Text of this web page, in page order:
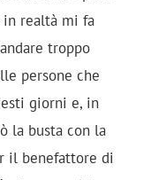
in realtà mi fa
troppo
persone che
giorni e, in
la busta con la
il benefattore di